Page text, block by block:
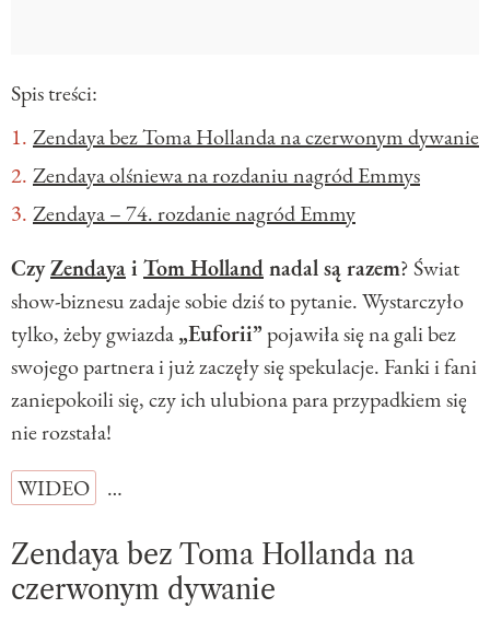
Spis treści:
Zendaya bez Toma Hollanda na czerwonym dywanie
Zendaya olśniewa na rozdaniu nagród Emmys
Zendaya – 74. rozdanie nagród Emmy
CzyZendayai Tom Hollandnadal są razem? Świat
show-biznesu zadaje sobie dziś to pytanie. Wystarczyło
tylko, żeby gwiazda„Euforii”pojawiła się na gali bez
swojego partnera i już zaczęły się spekulacje. Fanki i fani
zaniepokoili się, czy ich ulubiona para przypadkiem się
nie rozstała!
WIDEO
…
Zendaya bez Toma Hollanda na
czerwonym dywanie